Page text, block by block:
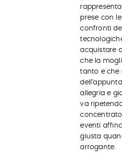
prese con
confronti
acquistare
che la
tanto e che
allegria e
va
eventi
giusta
arrogante.